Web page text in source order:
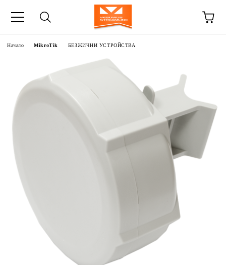
Начало MikroTik БЕЗЖИЧНИ УСТРОЙСТВА